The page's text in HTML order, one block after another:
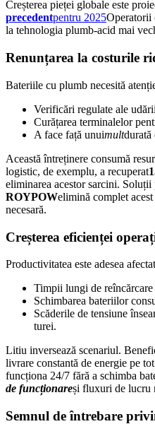
Creșterea pieței globale este
precedentpentru 2025Operatorii
la tehnologia plumb-acid mai
Renunțarea la costurile
Bateriile cu plumb necesită
Verificări regulate ale
Curățarea terminalelor
A face față unuimultdurată
Această întreținere consumă
logistic, de exemplu, a recuperat
eliminarea acestor sarcini. Soluții
ROYPOWelimină complet
necesară.
Creșterea eficienței
Productivitatea este adesea
Timpii lungi de
Schimbarea bateriilor
Scăderile de tensiune
turei.
Litiu inversează scenariul.
livrare constantă de energie pe
funcționa 24/7 fără a schimba
de funcționareși fluxuri de lucru
Semnul de întrebare